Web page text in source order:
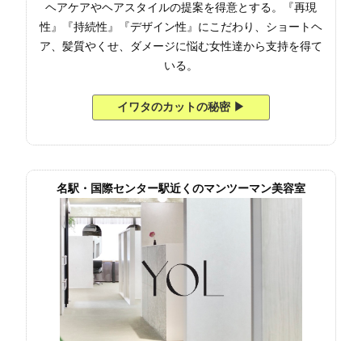
ヘアケアやヘアスタイルの提案を得意とする。『再現
性』『持続性』『デザイン性』にこだわり、ショートヘ
ア、髪質やくせ、ダメージに悩む女性達から支持を得て
いる。
イワタのカットの秘密 ▶︎
名駅・国際センター駅近くのマンツーマン美容室